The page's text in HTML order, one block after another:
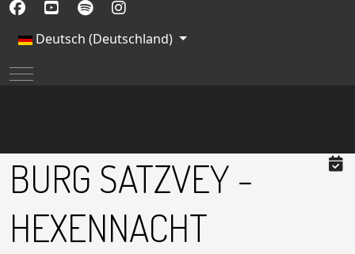
Sprache auswählen
Deutsch (Deutschland)
Mobile Menu Toggle
BURG SATZVEY -
HEXENNACHT